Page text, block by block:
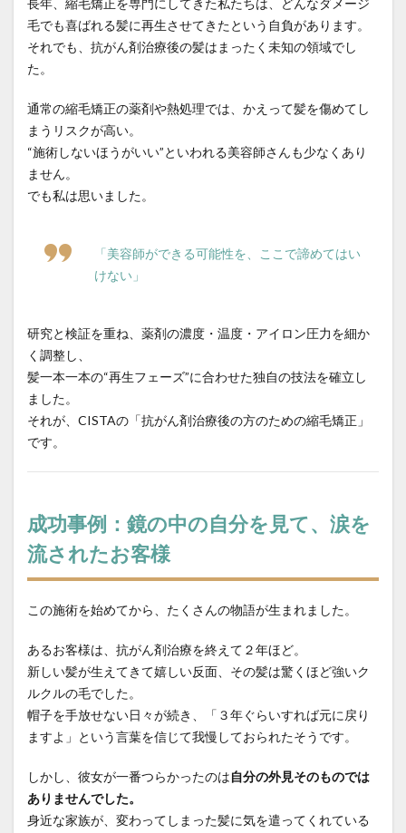
長年、縮毛矯正を専門にしてきた私たちは、どんなダメージ
毛でも喜ばれる髪に再生させてきたという自負があります。
それでも、抗がん剤治療後の髪はまったく未知の領域でし
た。
通常の縮毛矯正の薬剤や熱処理では、かえって髪を傷めてし
まうリスクが高い。
“施術しないほうがいい”といわれる美容師さんも少なくあり
ません。
でも私は思いました。
「美容師ができる可能性を、ここで諦めてはい
けない」
研究と検証を重ね、薬剤の濃度・温度・アイロン圧力を細か
く調整し、
髪一本一本の“再生フェーズ”に合わせた独自の技法を確立し
ました。
それが、CISTAの「抗がん剤治療後の方のための縮毛矯正」
です。
成功事例：鏡の中の自分を見て、涙を
流されたお客様
この施術を始めてから、たくさんの物語が生まれました。
あるお客様は、抗がん剤治療を終えて２年ほど。
新しい髪が生えてきて嬉しい反面、その髪は驚くほど強いク
ルクルの毛でした。
帽子を手放せない日々が続き、「３年ぐらいすれば元に戻り
ますよ」という言葉を信じて我慢しておられたそうです。
しかし、彼女が一番つらかったのは自分の外見そのものでは
ありませんでした。
身近な家族が、変わってしまった髪に気を遣ってくれている